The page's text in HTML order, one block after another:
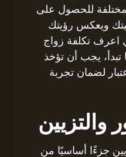
للحصول على
ويعكس رؤيتك
اعرف تكلفة زواج
تبدأ، يجب أن تؤخذ
لضمان تجربة
والتزيين
جزءًا أساسيًا من